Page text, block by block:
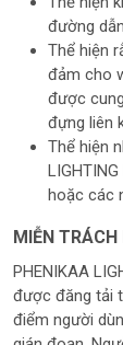
đường
Thể hiện
đảm cho
được
đựng liên
Thể hiện
hoặc các
MIỄN TRÁCH
PHENIKAA
được đăng tải
điểm người